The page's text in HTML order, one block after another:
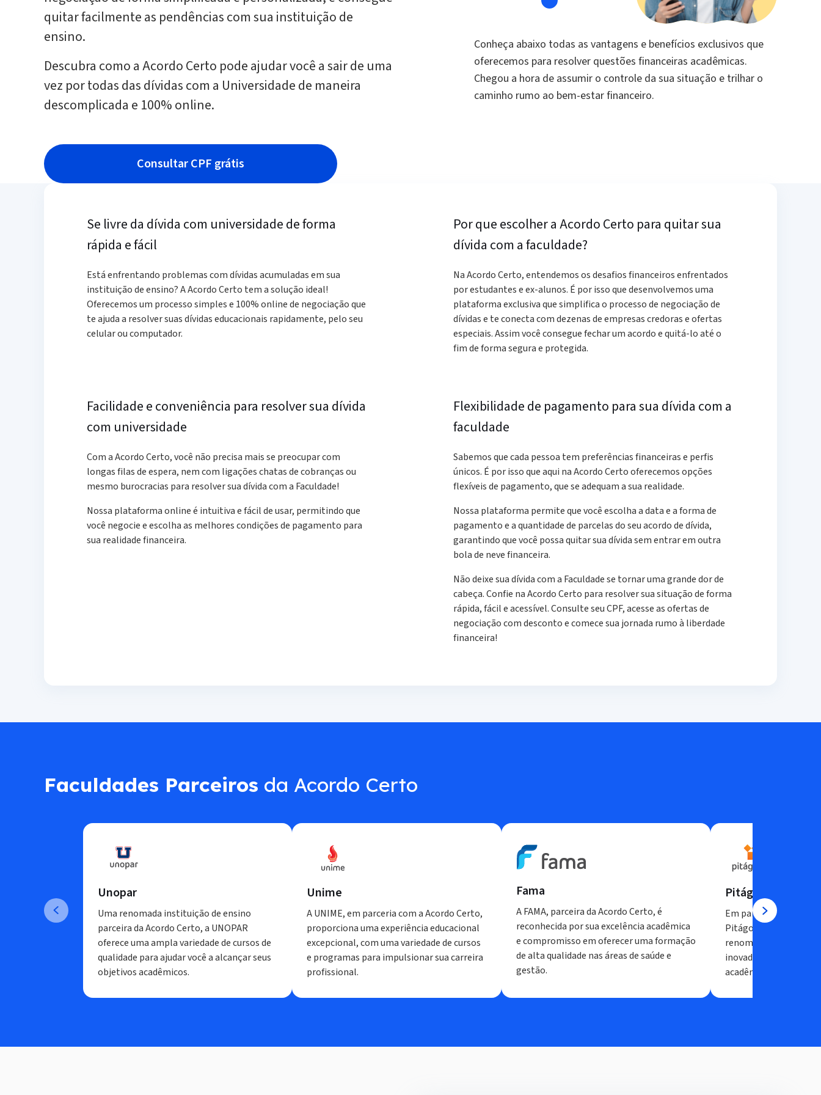
quitar facilmente as pendências com sua instituição de
ensino.
Descubra como a Acordo Certo pode ajudar você a sair de uma
vez por todas das dívidas com a Universidade de maneira
descomplicada e 100% online.
Consultar CPF grátis
Conheça abaixo todas as vantagens e benefícios exclusivos que
oferecemos para resolver questões financeiras acadêmicas.
Chegou a hora de assumir o controle da sua situação e trilhar o
caminho rumo ao bem-estar financeiro.
Se livre da dívida com universidade de forma
rápida e fácil
Está enfrentando problemas com dívidas acumuladas em sua
instituição de ensino? A Acordo Certo tem a solução ideal!
Oferecemos um processo simples e 100% online de negociação que
te ajuda a resolver suas dívidas educacionais rapidamente, pelo seu
celular ou computador.
Por que escolher a Acordo Certo para quitar sua
dívida com a faculdade?
Na Acordo Certo, entendemos os desafios financeiros enfrentados
por estudantes e ex-alunos. É por isso que desenvolvemos uma
plataforma exclusiva que simplifica o processo de negociação de
dívidas e te conecta com dezenas de empresas credoras e ofertas
especiais. Assim você consegue fechar um acordo e quitá-lo até o
fim de forma segura e protegida.
Facilidade e conveniência para resolver sua dívida
com universidade
Com a Acordo Certo, você não precisa mais se preocupar com
longas filas de espera, nem com ligações chatas de cobranças ou
mesmo burocracias para resolver sua dívida com a Faculdade!
Nossa plataforma online é intuitiva e fácil de usar, permitindo que
você negocie e escolha as melhores condições de pagamento para
sua realidade financeira.
Flexibilidade de pagamento para sua dívida com a
faculdade
Sabemos que cada pessoa tem preferências financeiras e perfis
únicos. É por isso que aqui na Acordo Certo oferecemos opções
flexíveis de pagamento, que se adequam a sua realidade.
Nossa plataforma permite que você escolha a data e a forma de
pagamento e a quantidade de parcelas do seu acordo de dívida,
garantindo que você possa quitar sua dívida sem entrar em outra
bola de neve financeira.
Não deixe sua dívida com a Faculdade se tornar uma grande dor de
cabeça. Confie na Acordo Certo para resolver sua situação de forma
rápida, fácil e acessível. Consulte seu CPF, acesse as ofertas de
negociação com desconto e comece sua jornada rumo à liberdade
financeira!
Faculdades Parceiros da Acordo Certo
Unopar
Uma renomada instituição de ensino
parceira da Acordo Certo, a UNOPAR
oferece uma ampla variedade de cursos de
qualidade para ajudar você a alcançar seus
objetivos acadêmicos.
Unime
A UNIME, em parceria com a Acordo Certo,
proporciona uma experiência educacional
excepcional, com uma variedade de cursos
e programas para impulsionar sua carreira
profissional.
Fama
A FAMA, parceira da Acordo Certo, é
reconhecida por sua excelência acadêmica
e compromisso em oferecer uma formação
de alta qualidade nas áreas de saúde e
gestão.
Pitágoras
Em parceria com a
Pitágoras é uma
renomada, conhecida
inovadora e
acadêmico dos alunos.